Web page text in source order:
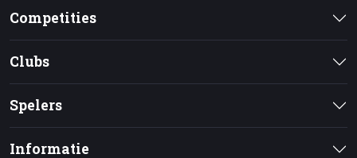
Competities
Clubs
Spelers
Informatie